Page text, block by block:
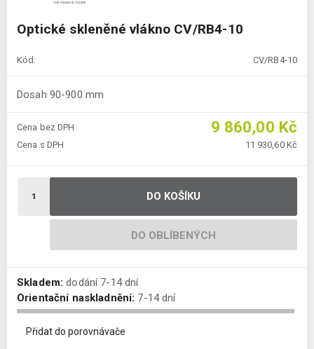
Optické skleněné vlákno CV/RB4-10
Kód: CV/RB4-10
Dosah 90-900 mm
Cena bez DPH 9 860,00 Kč
Cena s DPH 11 930,60 Kč
DO KOŠÍKU
DO OBLÍBENÝCH
Skladem: dodání 7-14 dní
Orientační naskladnění: 7-14 dní
Přidat do porovnávače